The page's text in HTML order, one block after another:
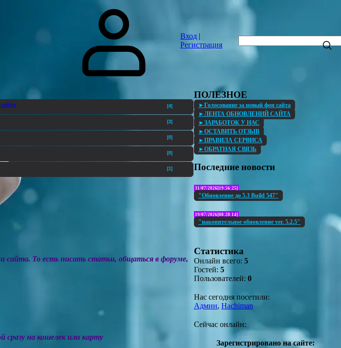
Вход |
Регистрация
[4]
[3]
[0]
[0]
[1]
сайта. То есть писать статьи, общаться в форуме,
на кошелек или карту
ПОЛЕЗНОЕ
►Голосование за новый фон сайта
►ЛЕНТА ОБНОВЛЕНИЙ САЙТА
►ЗАРАБОТОК У НАС
►ОСТАВИТЬ ОТЗЫВ
►ПРАВИЛА СЕРВИСА
►ОБРАТНАЯ СВЯЗЬ
Последние новости
31/07/2026[19:56:25]
"Обновление до 5.3 Build 547"
19/07/2026[08:28:14]
"накопительное обновление ver. 5.2.5"
Статистика
Онлайн всего: 5
Гостей: 5
Пользователей: 0
Нас сегодня посетили:
Админ, Hachiman
Сейчас онлайн:
Зарегистрировано на сайте: